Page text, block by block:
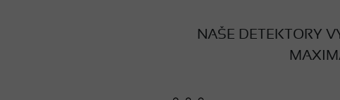
NAŠE DETEKTORY